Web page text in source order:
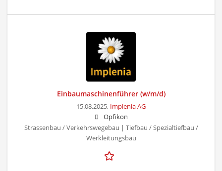
Einbaumaschinenführer (w/m/d)
15.08.2025, Implenia AG
Opfikon
Strassenbau / Verkehrswegebau | Tiefbau / Spezialtiefbau /
Werkleitungsbau